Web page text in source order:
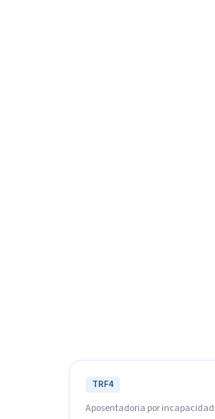
TRF4
Aposentadoria por